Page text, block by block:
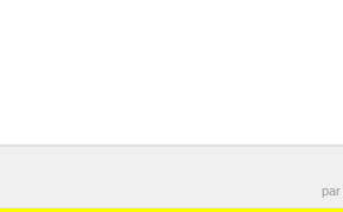
par